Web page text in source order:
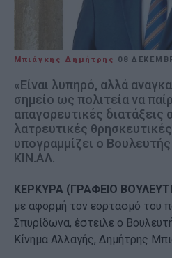
Μπιάγκης Δημήτρης 08
«Είναι λυπηρό, αλλά
σημείο ως πολιτεία να
απαγορευτικές διατάξεις
λατρευτικές
υπογραμμίζει ο
ΚΙΝ.ΑΛ.
ΚΕΡΚΥΡΑ (ΓΡΑΦΕΙΟ
με αφορμή τον εορτασμό του
Σπυρίδωνα, έστειλε ο
Κίνημα Αλλαγής, Δημήτρης